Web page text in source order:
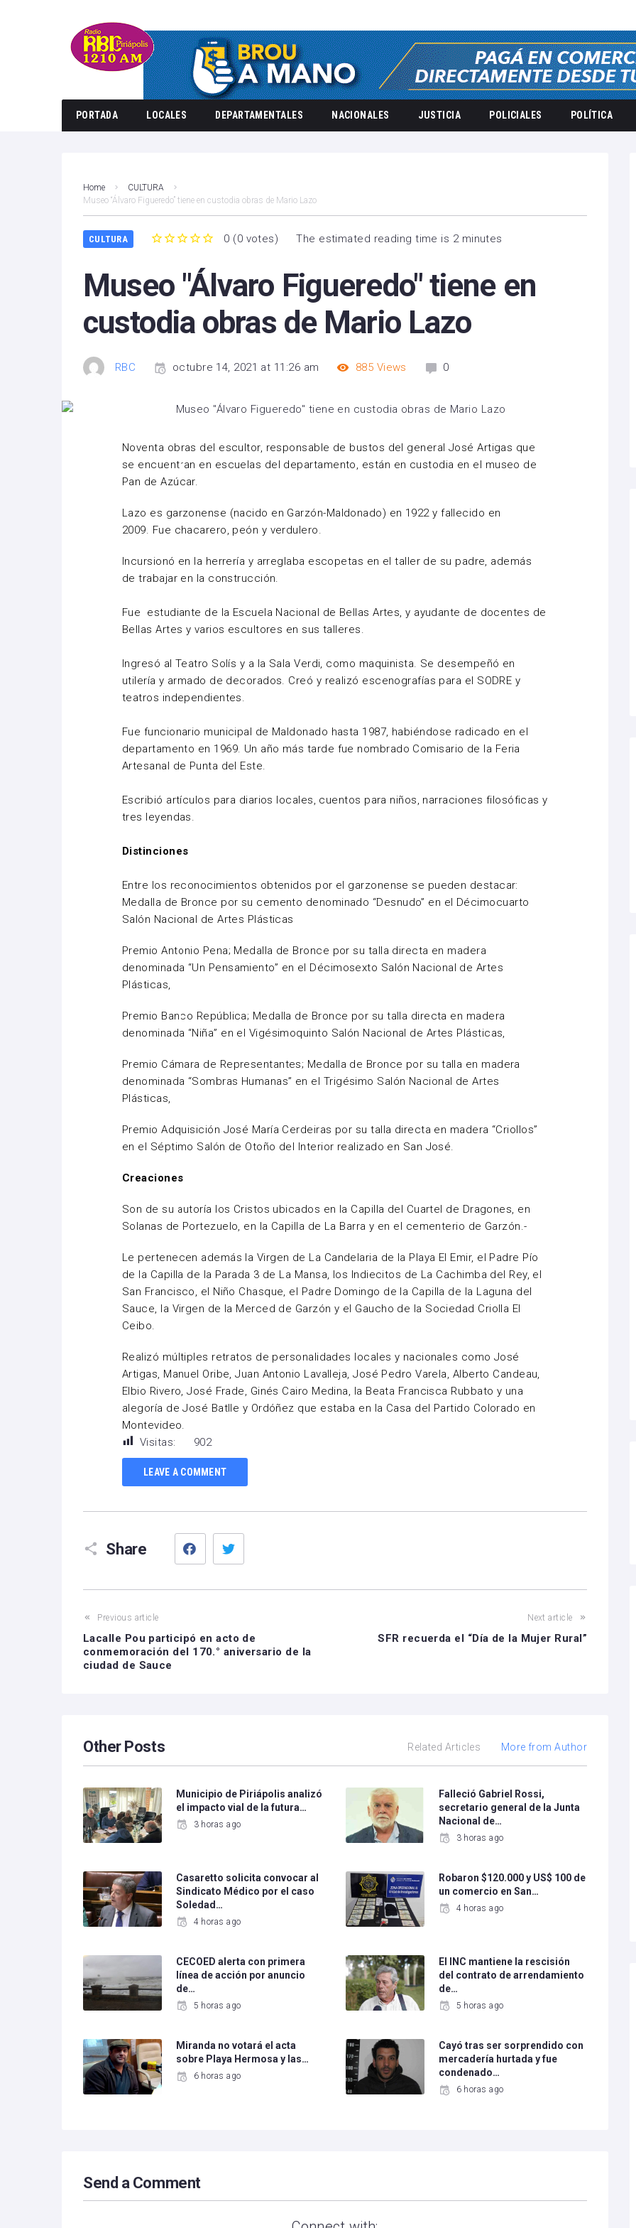
PORTADA LOCALES DEPARTAMENTALES NACIONALES JUSTICIA POLICIALES POLÍTICA
Home
CULTURA
Museo “Álvaro Figueredo” tiene en custodia obras de Mario Lazo
CULTURA 0 (0 votes) The estimated reading time is 2 minutes
Museo "Álvaro Figueredo" tiene en
custodia obras de Mario Lazo
RBC octubre 14, 2021 at 11:26 am 885 Views 0
Noventa obras del escultor, responsable de bustos del general José Artigas que
se encuentran en escuelas del departamento, están en custodia en el museo de
Pan de Azúcar.
Lazo es garzonense (nacido en Garzón-Maldonado) en 1922 y fallecido en
2009. Fue chacarero, peón y verdulero.
Incursionó en la herrería y arreglaba escopetas en el taller de su padre, además
de trabajar en la construcción.
Fue estudiante de la Escuela Nacional de Bellas Artes, y ayudante de docentes de
Bellas Artes y varios escultores en sus talleres.
Ingresó al Teatro Solís y a la Sala Verdi, como maquinista. Se desempeñó en
utilería y armado de decorados. Creó y realizó escenografías para el SODRE y
teatros independientes.
Fue funcionario municipal de Maldonado hasta 1987, habiéndose radicado en el
departamento en 1969. Un año más tarde fue nombrado Comisario de la Feria
Artesanal de Punta del Este.
Escribió artículos para diarios locales, cuentos para niños, narraciones filosóficas y
tres leyendas.
Distinciones
Entre los reconocimientos obtenidos por el garzonense se pueden destacar:
Medalla de Bronce por su cemento denominado “Desnudo” en el Décimocuarto
Salón Nacional de Artes Plásticas
Premio Antonio Pena; Medalla de Bronce por su talla directa en madera
denominada “Un Pensamiento” en el Décimosexto Salón Nacional de Artes
Plásticas,
Premio Banco República; Medalla de Bronce por su talla directa en madera
denominada “Niña” en el Vigésimoquinto Salón Nacional de Artes Plásticas,
Premio Cámara de Representantes; Medalla de Bronce por su talla en madera
denominada “Sombras Humanas” en el Trigésimo Salón Nacional de Artes
Plásticas,
Premio Adquisición José María Cerdeiras por su talla directa en madera “Criollos”
en el Séptimo Salón de Otoño del Interior realizado en San José.
Creaciones
Son de su autoría los Cristos ubicados en la Capilla del Cuartel de Dragones, en
Solanas de Portezuelo, en la Capilla de La Barra y en el cementerio de Garzón.-
Le pertenecen además la Virgen de La Candelaria de la Playa El Emir, el Padre Pío
de la Capilla de la Parada 3 de La Mansa, los Indiecitos de La Cachimba del Rey, el
San Francisco, el Niño Chasque, el Padre Domingo de la Capilla de la Laguna del
Sauce, la Virgen de la Merced de Garzón y el Gaucho de la Sociedad Criolla El
Ceibo.
Realizó múltiples retratos de personalidades locales y nacionales como José
Artigas, Manuel Oribe, Juan Antonio Lavalleja, José Pedro Varela, Alberto Candeau,
Elbio Rivero, José Frade, Ginés Cairo Medina, la Beata Francisca Rubbato y una
alegoría de José Batlle y Ordóñez que estaba en la Casa del Partido Colorado en
Montevideo.
Visitas:
902
LEAVE A COMMENT
Share
Facebook
Previous article
Lacalle Pou participó en acto de
conmemoración del 170.° aniversario de la
ciudad de Sauce
Next article
SFR recuerda el “Día de la Mujer Rural”
Other Posts Related Articles More from Author
Municipio de Piriápolis analizó
el impacto vial de la futura…
3 horas ago
Falleció Gabriel Rossi,
secretario general de la Junta
Nacional de…
3 horas ago
Casaretto solicita convocar al
Sindicato Médico por el caso
Soledad…
4 horas ago
Robaron $120.000 y US$ 100 de
un comercio en San…
4 horas ago
CECOED alerta con primera
línea de acción por anuncio
de…
5 horas ago
El INC mantiene la rescisión
del contrato de arrendamiento
de…
5 horas ago
Miranda no votará el acta
sobre Playa Hermosa y las…
6 horas ago
Cayó tras ser sorprendido con
mercadería hurtada y fue
condenado…
6 horas ago
Send a Comment